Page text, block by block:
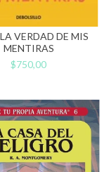
VERDAD DE MIS
MENTIRAS
$750,00